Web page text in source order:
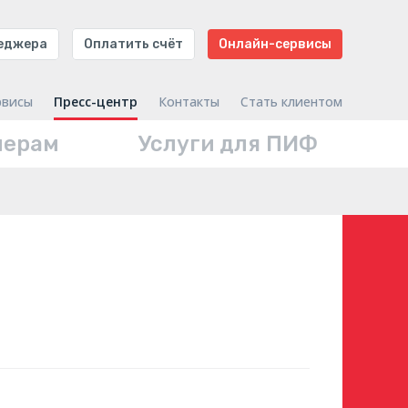
Оплатить счёт Онлайн-сервисы
Пресс-центр Контакты Стать клиентом
Услуги для ПИФ